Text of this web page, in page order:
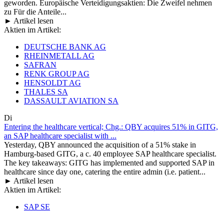
geworden. Europäische Verteidigungsaktien: Die Zweifel nehmen
zu Für die Anteile...
► Artikel lesen
Aktien im Artikel:
DEUTSCHE BANK AG
RHEINMETALL AG
SAFRAN
RENK GROUP AG
HENSOLDT AG
THALES SA
DASSAULT AVIATION SA
Di
Entering the healthcare vertical; Chg.: QBY acquires 51% in GITG,
an SAP healthcare specialist with ...
Yesterday, QBY announced the acquisition of a 51% stake in
Hamburg-based GITG, a c. 40 employee SAP healthcare specialist.
The key takeaways: GITG has implemented and supported SAP in
healthcare since day one, catering the entire admin (i.e. patient...
► Artikel lesen
Aktien im Artikel:
SAP SE